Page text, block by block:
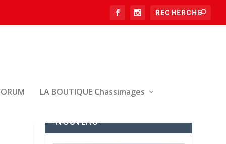
LA BOUTIQUE Chassimages
NOUVEAU